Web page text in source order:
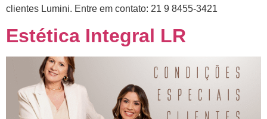
clientes Lumini. Entre em contato: 21 9 8455-3421
Estética Integral LR